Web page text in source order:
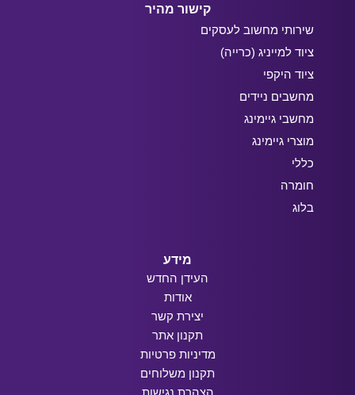
קישור מהיר
שירותי מחשוב לעסקים
ציוד למייניג (כרייה)
ציוד היקפי
מחשבים ניידים
מחשבי גיימינג
מוצרי גיימינג
כללי
חומרה
בלוג
מידע
העידן החדש
אודות
יצירת קשר
תקנון אתר
מדיניות פרטיות
תקנון משלוחים